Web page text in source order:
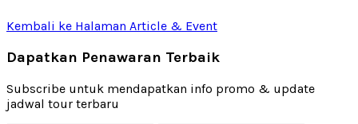
Kembali ke Halaman Article & Event
Dapatkan Penawaran Terbaik
Subscribe untuk mendapatkan info promo & update
jadwal tour terbaru